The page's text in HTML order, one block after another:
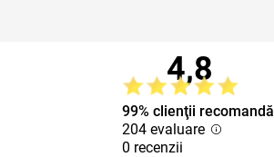
4,8
99% clienţii recomandă
204 evaluare
0 recenzii